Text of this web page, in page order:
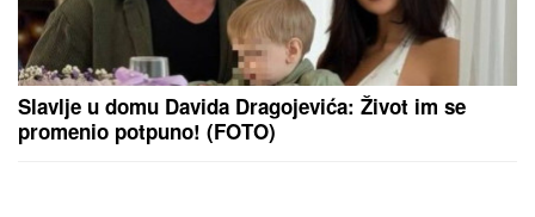
dlake na jeziku o pevaču koji je ostavio ženu i decu:
"Ježim se od toga"
Devojčica mesečarila i izašla iz
sobe: Pronašli je kilometrima daleko
od kuće, policija se digla na noge